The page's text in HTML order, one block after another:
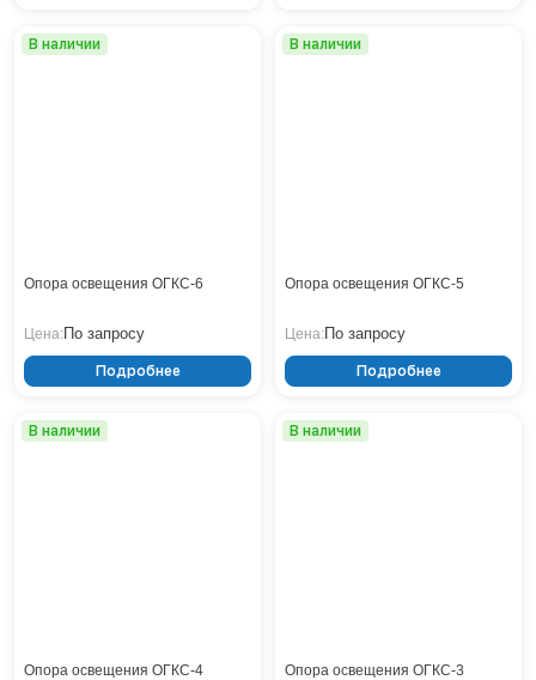
В наличии
Опора освещения ОГКС-6
Цена:По запросу
Подробнее
В наличии
Опора освещения ОГКС-5
Цена:По запросу
Подробнее
В наличии
Опора освещения ОГКС-4
В наличии
Опора освещения ОГКС-3